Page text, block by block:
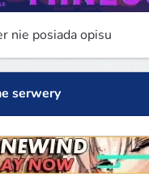
nie posiada opisu
serwery